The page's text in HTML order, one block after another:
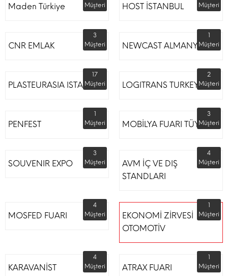
Maden Türkiye
Müşteri
HOST İSTANBUL
Müşteri
CNR EMLAK
3
Müşteri
NEWCAST ALMANYA
1
Müşteri
PLASTEURASIA ISTANBUL
17
Müşteri
LOGITRANS TURKEY
2
Müşteri
PENFEST
1
Müşteri
MOBİLYA FUARI TÜYAP
3
Müşteri
SOUVENIR EXPO
3
Müşteri
AVM İÇ VE DIŞ
STANDLARI
4
Müşteri
MOSFED FUARI
4
Müşteri
EKONOMİ ZİRVESİ
OTOMOTİV
1
Müşteri
KARAVANİST
4
Müşteri
ATRAX FUARI
1
Müşteri